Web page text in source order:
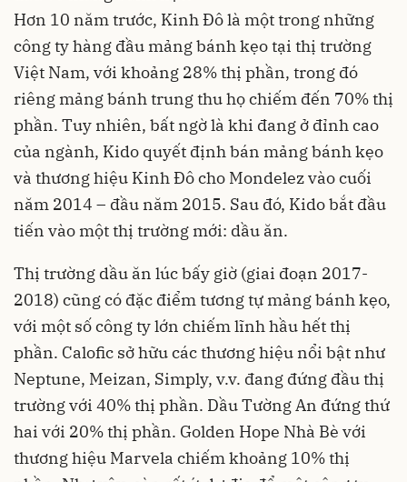
Hơn 10 năm trước, Kinh Đô là một trong những
công ty hàng đầu mảng bánh kẹo tại thị trường
Việt Nam, với khoảng 28% thị phần, trong đó
riêng mảng bánh trung thu họ chiếm đến 70% thị
phần. Tuy nhiên, bất ngờ là khi đang ở đỉnh cao
của ngành, Kido quyết định bán mảng bánh kẹo
và thương hiệu Kinh Đô cho Mondelez vào cuối
năm 2014 – đầu năm 2015. Sau đó, Kido bắt đầu
tiến vào một thị trường mới: dầu ăn.
Thị trường dầu ăn lúc bấy giờ (giai đoạn 2017-
2018) cũng có đặc điểm tương tự mảng bánh kẹo,
với một số công ty lớn chiếm lĩnh hầu hết thị
phần. Calofic sở hữu các thương hiệu nổi bật như
Neptune, Meizan, Simply, v.v. đang đứng đầu thị
trường với 40% thị phần. Dầu Tường An đứng thứ
hai với 20% thị phần. Golden Hope Nhà Bè với
thương hiệu Marvela chiếm khoảng 10% thị